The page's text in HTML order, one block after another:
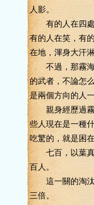
人影。
有的人在四處
有的人在笑，有
在地，渾身大汗淋
不過，那霧海
的武者，不論怎
是兩個方向的人
親身經歷過霧
些人現在是一種
吃驚的，就是困
七百，以葉真
百人。
這一關的淘汰
三倍。